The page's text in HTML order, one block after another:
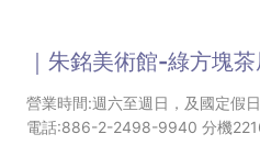
｜朱銘美術館-綠方塊茶
營業時間:週六至週日，及國定假
電話:886-2-2498-9940 分機